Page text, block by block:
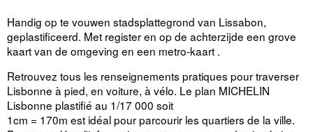
Handig op te vouwen stadsplattegrond van Lissabon,
geplastificeerd. Met register en op de achterzijde een grove
kaart van de omgeving en een metro-kaart .
Retrouvez tous les renseignements pratiques pour traverser
Lisbonne à pied, en voiture, à vélo. Le plan MICHELIN
Lisbonne plastifié au 1/17 000 soit
1cm = 170m est idéal pour parcourir les quartiers de la ville.